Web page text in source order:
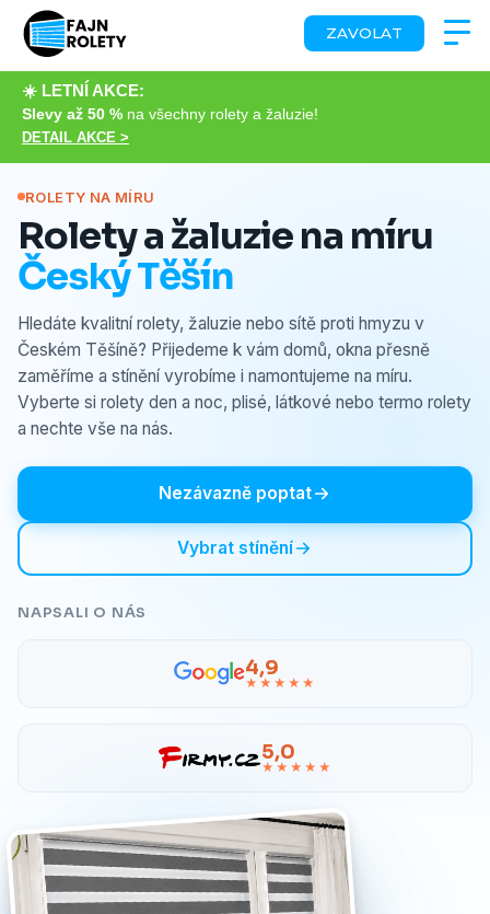
☀️ LETNÍ AKCE:
Slevy až 50 % na všechny rolety a žaluzie!
DETAIL AKCE >
ZAVOLAT
ROLETY NA MÍRU
Rolety a žaluzie na míru
Český Těšín
Hledáte kvalitní rolety, žaluzie nebo sítě proti hmyzu v
Českém Těšíně? Přijedeme k vám domů, okna přesně
zaměříme a stínění vyrobíme i namontujeme na míru.
Vyberte si rolety den a noc, plisé, látkové nebo termo rolety
a nechte vše na nás.
Nezávazně poptat
Vybrat stínění
NAPSALI O NÁS
4,9
★★★★★
5,0
★★★★★